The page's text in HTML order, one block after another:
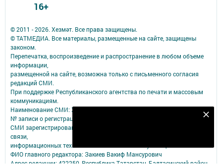
© 2011 - 2026. Хезмәт. Все права защищены.
© ТАТМЕДИА. Все материалы, размещенные на сайте, защищены
законом.
Перепечатка, воспроизведение и распространение в любом объеме
информации,
размещенной на сайте, возможна только с письменного согласия
редакций СМИ.
При поддержке Республиканского агентства по печати и массовым
коммуникациям.
Наименование СМИ: Хезмәт
№ записи о регистрации СМИ, дата: Эл №ФС77-79109 от 08.09.2020
СМИ зарегистрированно Федеральной службой по надзору в сфере
связи,
информационных технологий и массовых коммуникаций
ФИО главного редактора: Закиев Вакиф Мансурович
Адрес редакции: 422250, Республика Татарстан, Балтасинский район,
16+